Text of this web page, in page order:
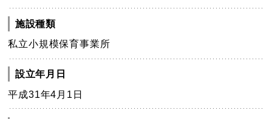
施設種類
私立小規模保育事業所
設立年月日
平成31年4月1日